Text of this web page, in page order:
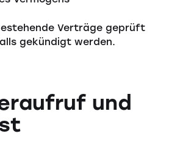
Verträge geprüft
gekündigt werden.
und